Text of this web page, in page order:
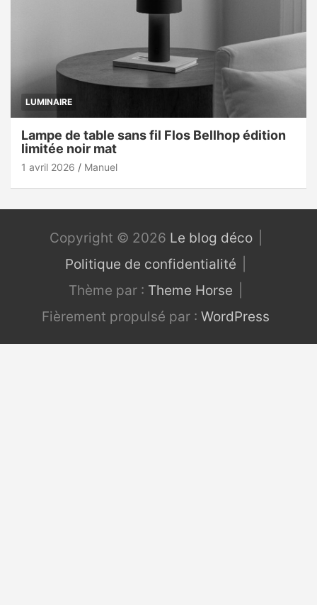
LUMINAIRE
Lampe de table sans fil Flos Bellhop édition
limitée noir mat
1 avril 2026 Manuel
Copyright © 2026 Le blog déco
Politique de confidentialité
Thème par : Theme Horse
Fièrement propulsé par : WordPress